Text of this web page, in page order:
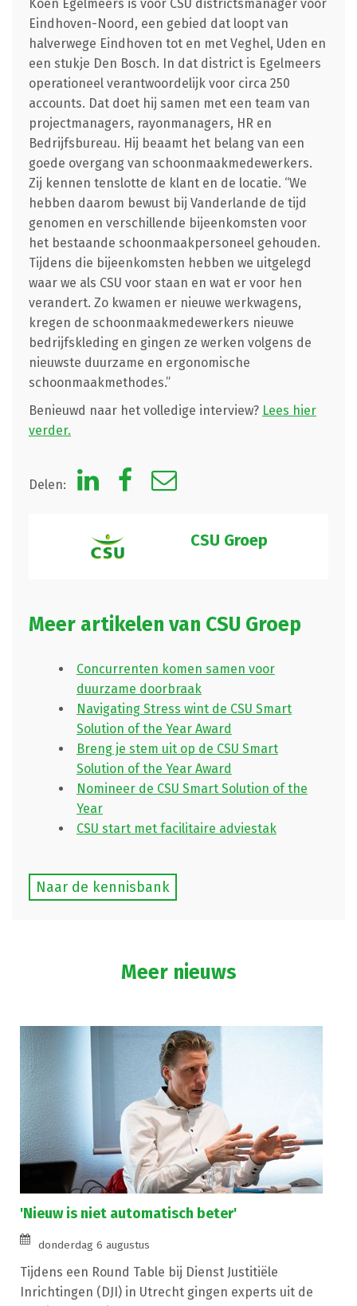
Koen Egelmeers is voor CSU districtsmanager voor
Eindhoven-Noord, een gebied dat loopt van
halverwege Eindhoven tot en met Veghel, Uden en
een stukje Den Bosch. In dat district is Egelmeers
operationeel verantwoordelijk voor circa 250
accounts. Dat doet hij samen met een team van
projectmanagers, rayonmanagers, HR en
Bedrijfsbureau. Hij beaamt het belang van een
goede overgang van schoonmaakmedewerkers.
Zij kennen tenslotte de klant en de locatie. “We
hebben daarom bewust bij Vanderlande de tijd
genomen en verschillende bijeenkomsten voor
het bestaande schoonmaakpersoneel gehouden.
Tijdens die bijeenkomsten hebben we uitgelegd
waar we als CSU voor staan en wat er voor hen
verandert. Zo kwamen er nieuwe werkwagens,
kregen de schoonmaakmedewerkers nieuwe
bedrijfskleding en gingen ze werken volgens de
nieuwste duurzame en ergonomische
schoonmaakmethodes.”
Benieuwd naar het volledige interview? Lees hier
verder.
Delen:
CSU Groep
Meer artikelen van CSU Groep
Concurrenten komen samen voor
duurzame doorbraak
Navigating Stress wint de CSU Smart
Solution of the Year Award
Breng je stem uit op de CSU Smart
Solution of the Year Award
Nomineer de CSU Smart Solution of the
Year
CSU start met facilitaire adviestak
Naar de kennisbank
Meer nieuws
'Nieuw is niet automatisch beter'
donderdag 6 augustus
Tijdens een Round Table bij Dienst Justitiële
Inrichtingen (DJI) in Utrecht gingen experts uit de